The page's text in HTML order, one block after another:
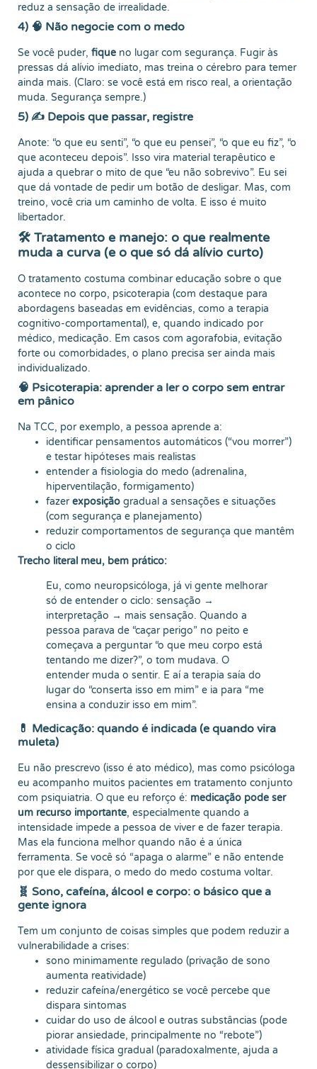
reduz a sensação de irrealidade.
4) 🧠 Não negocie com o medo
Se você puder, fique no lugar com segurança. Fugir às
pressas dá alívio imediato, mas treina o cérebro para temer
ainda mais. (Claro: se você está em risco real, a orientação
muda. Segurança sempre.)
5) ✍️ Depois que passar, registre
Anote: “o que eu senti”, “o que eu pensei”, “o que eu fiz”, “o
que aconteceu depois”. Isso vira material terapêutico e
ajuda a quebrar o mito de que “eu não sobrevivo”. Eu sei
que dá vontade de pedir um botão de desligar. Mas, com
treino, você cria um caminho de volta. E isso é muito
libertador.
🛠️ Tratamento e manejo: o que realmente
muda a curva (e o que só dá alívio curto)
O tratamento costuma combinar educação sobre o que
acontece no corpo, psicoterapia (com destaque para
abordagens baseadas em evidências, como a terapia
cognitivo-comportamental), e, quando indicado por
médico, medicação. Em casos com agorafobia, evitação
forte ou comorbidades, o plano precisa ser ainda mais
individualizado.
🧠 Psicoterapia: aprender a ler o corpo sem entrar
em pânico
Na TCC, por exemplo, a pessoa aprende a:
identificar pensamentos automáticos (“vou morrer”)
e testar hipóteses mais realistas
entender a fisiologia do medo (adrenalina,
hiperventilação, formigamento)
fazerexposição gradual a sensações e situações
(com segurança e planejamento)
reduzir comportamentos de segurança que mantêm
o ciclo
Trecho literal meu, bem prático:
Eu, como neuropsicóloga, já vi gente melhorar
só de entender o ciclo: sensação →
interpretação → mais sensação. Quando a
pessoa parava de “caçar perigo” no peito e
começava a perguntar “o que meu corpo está
tentando me dizer?”, o tom mudava. O
entender muda o sentir. E aí a terapia saía do
lugar do “conserta isso em mim” e ia para “me
ensina a conduzir isso em mim”.
💊 Medicação: quando é indicada (e quando vira
muleta)
Eu não prescrevo (isso é ato médico), mas como psicóloga
eu acompanho muitos pacientes em tratamento conjunto
com psiquiatria. O que eu reforço é: medicação pode ser
um recurso importante, especialmente quando a
intensidade impede a pessoa de viver e de fazer terapia.
Mas ela funciona melhor quando não é a única
ferramenta. Se você só “apaga o alarme” e não entende
por que ele dispara, o medo do medo costuma voltar.
🧬 Sono, cafeína, álcool e corpo: o básico que a
gente ignora
Tem um conjunto de coisas simples que podem reduzir a
vulnerabilidade a crises:
sono minimamente regulado (privação de sono
aumenta reatividade)
reduzir cafeína/energético se você percebe que
dispara sintomas
cuidar do uso de álcool e outras substâncias (pode
piorar ansiedade, principalmente no “rebote”)
atividade física gradual (paradoxalmente, ajuda a
dessensibilizar o corpo)